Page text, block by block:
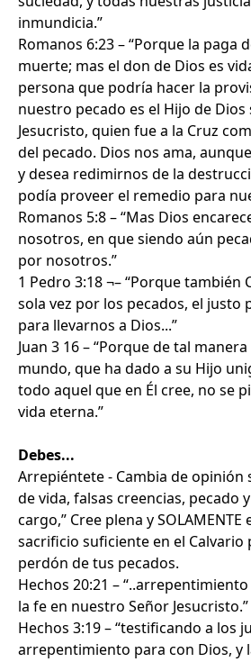
inmundicia.”
Romanos 6:23 – “Porque la paga
muerte; mas el don de Dios es
persona que podría hacer la
nuestro pecado es el Hijo de Dios
Jesucristo, quien fue a la Cruz
del pecado. Dios nos ama,
y desea redimirnos de la
podía proveer el remedio para
Romanos 5:8 – “Mas Dios
nosotros, en que siendo aún
por nosotros.”
1 Pedro 3:18 ¬– “Porque también
sola vez por los pecados, el justo
para llevarnos a Dios...”
Juan 3 16 – “Porque de tal
mundo, que ha dado a su Hijo
todo aquel que en Él cree, no se
vida eterna.”
Debes...
Arrepiéntete - Cambia de opinión
de vida, falsas creencias, pecado
cargo,” Cree plena y SOLAMENTE
sacrificio suficiente en el Calvario
perdón de tus pecados.
Hechos 20:21 –
la fe en nuestro Señor Jesucristo.”
Hechos 3:19 – “testificando a los
arrepentimiento para con Dios, y